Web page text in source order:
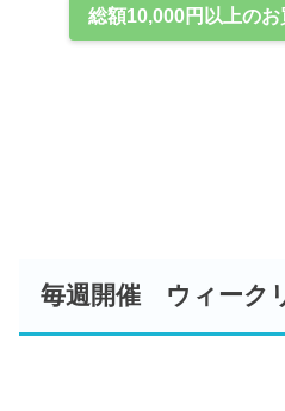
総額10,000円以上の
毎週開催 ウィーク